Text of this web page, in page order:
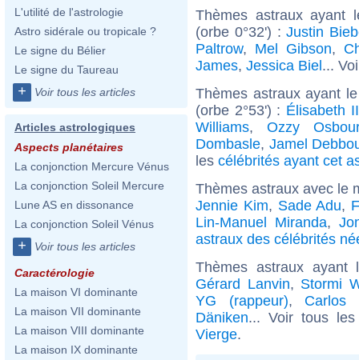
L'utilité de l'astrologie
Astro sidérale ou tropicale ?
Le signe du Bélier
Le signe du Taureau
+ Voir tous les articles
Articles astrologiques
Aspects planétaires
La conjonction Mercure Vénus
La conjonction Soleil Mercure
Lune AS en dissonance
La conjonction Soleil Vénus
+ Voir tous les articles
Caractérologie
La maison VI dominante
La maison VII dominante
La maison VIII dominante
La maison IX dominante
Thèmes astraux ayant
(orbe 0°32') :Justin
Paltrow, Mel Gibson,
James, Jessica Biel...
Thèmes astraux ayant
(orbe 2°53') : Élisabeth
Williams,Ozzy
Dombasle, Jamel
les célébrités ayant cet
Thèmes astraux avec le
Jennie Kim, Sade Adu,
Lin-Manuel Miranda,
astraux des célébrités
Thèmes astraux
Gérard Lanvin, Stormi
YG (rappeur), Carlos
Däniken... Voir tous
Vierge.